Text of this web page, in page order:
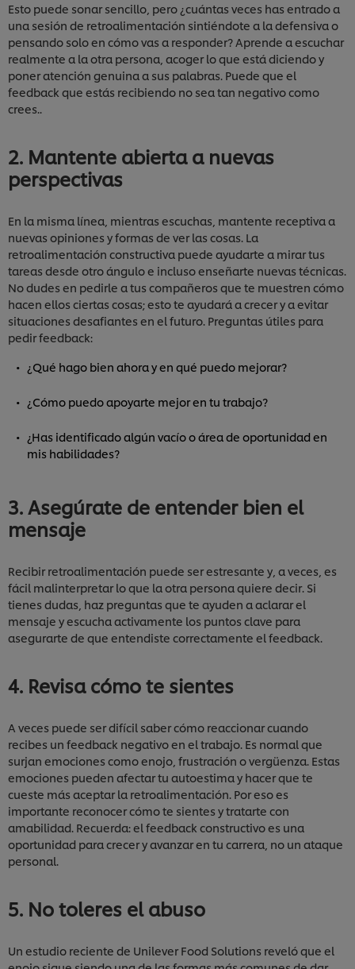
Esto puede sonar sencillo, pero ¿cuántas veces has entrado a
una sesión de retroalimentación sintiéndote a la defensiva o
pensando solo en cómo vas a responder? Aprende a escuchar
realmente a la otra persona, acoger lo que está diciendo y
poner atención genuina a sus palabras. Puede que el
feedback que estás recibiendo no sea tan negativo como
crees..
2. Mantente abierta a nuevas
perspectivas
En la misma línea, mientras escuchas, mantente receptiva a
nuevas opiniones y formas de ver las cosas. La
retroalimentación constructiva puede ayudarte a mirar tus
tareas desde otro ángulo e incluso enseñarte nuevas técnicas.
No dudes en pedirle a tus compañeros que te muestren cómo
hacen ellos ciertas cosas; esto te ayudará a crecer y a evitar
situaciones desafiantes en el futuro. Preguntas útiles para
pedir feedback:
¿Qué hago bien ahora y en qué puedo mejorar?
¿Cómo puedo apoyarte mejor en tu trabajo?
¿Has identificado algún vacío o área de oportunidad en
mis habilidades?
3. Asegúrate de entender bien el
mensaje
Recibir retroalimentación puede ser estresante y, a veces, es
fácil malinterpretar lo que la otra persona quiere decir. Si
tienes dudas, haz preguntas que te ayuden a aclarar el
mensaje y escucha activamente los puntos clave para
asegurarte de que entendiste correctamente el feedback.
4. Revisa cómo te sientes
A veces puede ser difícil saber cómo reaccionar cuando
recibes un feedback negativo en el trabajo. Es normal que
surjan emociones como enojo, frustración o vergüenza. Estas
emociones pueden afectar tu autoestima y hacer que te
cueste más aceptar la retroalimentación. Por eso es
importante reconocer cómo te sientes y tratarte con
amabilidad. Recuerda: el feedback constructivo es una
oportunidad para crecer y avanzar en tu carrera, no un ataque
personal.
5. No toleres el abuso
Un estudio reciente de Unilever Food Solutions reveló que el
Las cookies te permiten disfrutar de ciertas